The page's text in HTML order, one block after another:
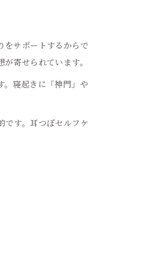
をサポートするからで
寄せられています。
。寝起きに「神門」や
です。耳つぼセルフケ